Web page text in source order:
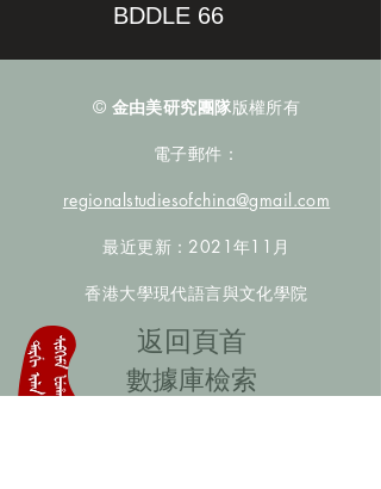
BDDLE 66
© 金由美研究團隊版權所有
電子郵件：
regionalstudiesofchina@gmail.com
最近更新：2021年11月
香港大學現代語言與文化學院
​返回頁首
數據庫檢索